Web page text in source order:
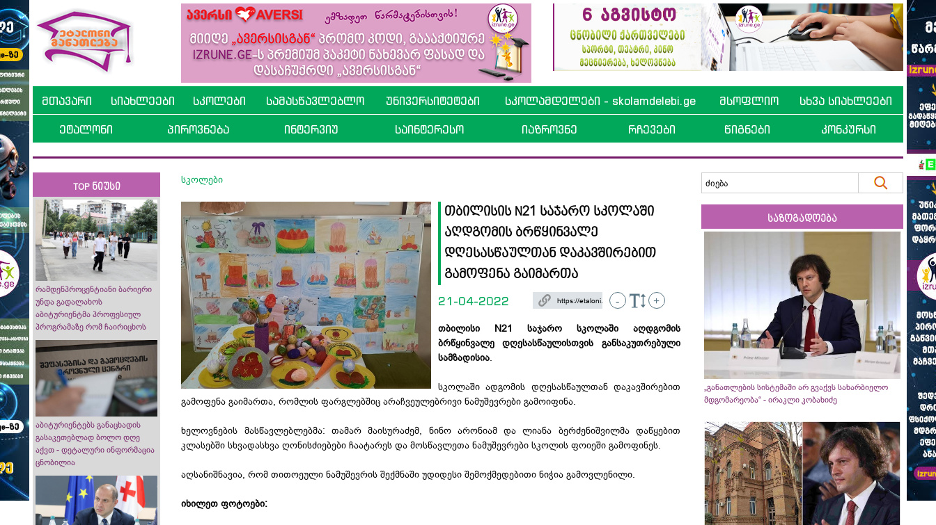
მთავარი სიახლეები სკოლები სამასწავლებლო უნივერსიტეტები სკოლამდელები - skolamdelebi.ge მსოფლიო სხვა სიახლეები
ეტალონი პიროვნება ინტერვიუ საინტერესო იაზროვნე რჩევები წიგნები კონკურსი
TOP ნიუსი
რამდენპროცენტიანი ბარიერი
უნდა გადალახოს
აბიტურიენტმა პროფესიულ
პროგრამაზე რომ ჩაირიცხოს
აბიტურიენტებს განაცხადის
გასაკეთებლად ბოლო დღე
აქვთ - დეტალური ინფორმაცია
ცნობილია
სკოლები
თბილისის N21 საჯარო სკოლაში
აღდგომის ბრწყინვალე
დღესასწაულთან დაკავშირებით
გამოფენა გაიმართა
21-04-2022 - +
თბილისი N21 საჯარო სკოლაში აღდგომის
ბრწყინვალე დღესასწაულისთვის განსაკუთრებული
სამზადისია.
სკოლაში ადგომის დღესასწაულთან დაკავშირებით
გამოფენა გაიმართა, რომლის ფარგლებშიც არაჩვეულებრივი ნამუშევრები გამოიფინა.
ხელოვნების მასწავლებლებმა: თამარ მაისურაძემ, ნინო არონიამ და ლიანა ბერძენიშვილმა დაწყებით
კლასებში სხვადასხვა ღონისძიებები ჩაატარეს და მოსწავლეთა ნამუშევრები სკოლის ფოიეში გამოფინეს.
აღსანიშნავია, რომ თითოეული ნამუშევრის შექმნაში უდიდესი შემოქმედებითი ნიჭია გამოვლენილი.
იხილეთ ფოტოები:
საზოგადოება
„განათლების სისტემაში არ გვაქვს სახარბიელო
მდგომარეობა“ - ირაკლი კობახიძე